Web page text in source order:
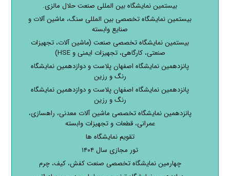
بیستمین نمایشگاه بین المللی صنعت حلال مالزی.
بیستمین نمایشگاه تخصصی بین المللی سنگ، ماشین آلات و
صنایع وابسته
بیستمین نمایشگاه تخصصی صنعت (ماشین آلات، تجهیزات
صنعتی، کارگاهی، تجهیزات ایمنی و HSE)
پانزدهمین نمایشگاه اصفهان پلاست و دوازدهمین نمایشگاه
رنگ و رزین
پانزدهمین نمایشگاه اصفهان پلاست و دوازدهمین نمایشگاه
رنگ و رزین
پانزدهمین نمایشگاه تخصصی ماشین آلات معدنی، راهسازی،
عمرانی، قطعات و تجهیزات وابسته
تقویم نمایشگاه ها
تور مجازی سال ۱۴۰۴
چهارمین نمایشگاه تخصصی صنعت کفش، کیف، چرم